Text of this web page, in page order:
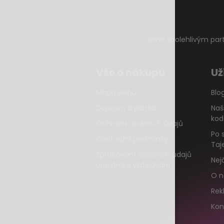
Jsme spolehlivým
Ochrana osobních údajů
Zpracování osobních údajů
Po
O